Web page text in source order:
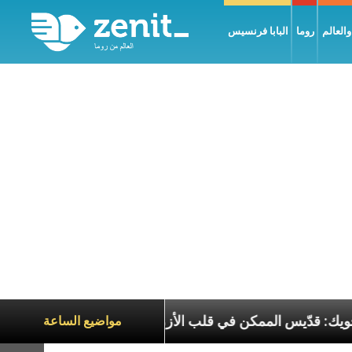
البابا فرنسيس روما
مواضيع الساعة
البطريرك الحويك: قدّيس الممكن في قلب الأزمات